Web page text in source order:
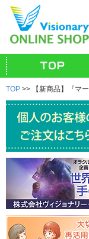
TOP >> 【新商品】『マ